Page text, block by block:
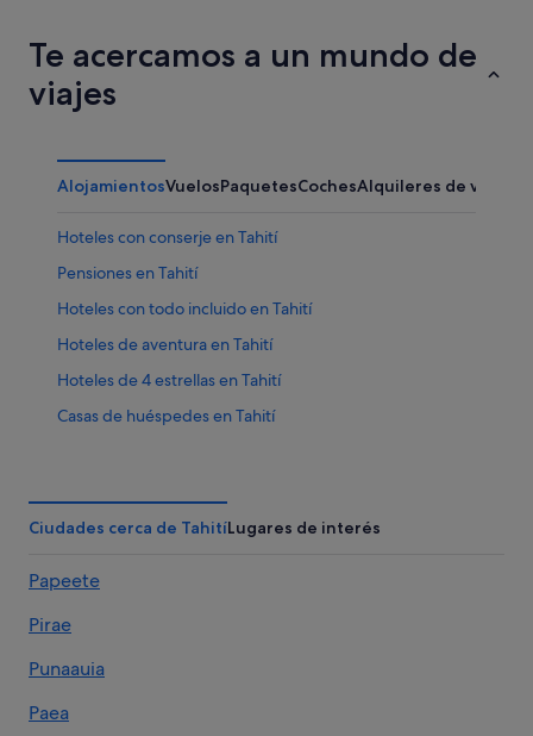
Te acercamos a un mundo de
viajes
AlojamientosVuelosPaquetesCochesAlquileres de
Hoteles con conserje en Tahití
Pensiones en Tahití
Hoteles con todo incluido en Tahití
Hoteles de aventura en Tahití
Hoteles de 4 estrellas en Tahití
Casas de huéspedes en Tahití
Vaira'o hoteles
Hoteles de lujo en Tahití
Hoteles en la playa en Tahití
Pueu hoteles
Ciudades cerca de TahitíLugares de interés
Papeete
Pirae
Punaauia
Paea